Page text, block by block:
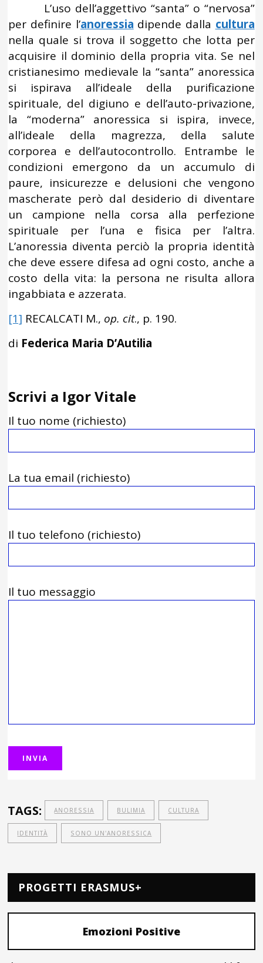
L’uso dell’aggettivo “santa” o “nervosa”
per definire l’anoressia dipende dalla cultura
nella quale si trova il soggetto che lotta per
acquisire il dominio della propria vita. Se nel
cristianesimo medievale la “santa” anoressica
si ispirava all’ideale della purificazione
spirituale, del digiuno e dell’auto-privazione,
la “moderna” anoressica si ispira, invece,
all’ideale della magrezza, della salute
corporea e dell’autocontrollo. Entrambe le
condizioni emergono da un accumulo di
paure, insicurezze e delusioni che vengono
mascherate però dal desiderio di diventare
un campione nella corsa alla perfezione
spirituale per l’una e fisica per l’altra.
L’anoressia diventa perciò la propria identità
che deve essere difesa ad ogni costo, anche a
costo della vita: la persona ne risulta allora
ingabbiata e azzerata.
[1] RECALCATI M., op. cit., p. 190.
di Federica Maria D’Autilia
Scrivi a Igor Vitale
Il tuo nome (richiesto)
La tua email (richiesto)
Il tuo telefono (richiesto)
Il tuo messaggio
TAGS: ANORESSIA BULIMIA CULTURA
IDENTITÀ SONO UN'ANORESSICA
PROGETTI ERASMUS+
Emozioni Positive